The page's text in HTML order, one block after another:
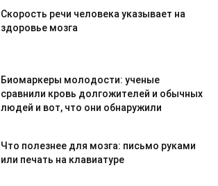
Скорость речи человека указывает на
здоровье мозга
Биомаркеры молодости: ученые
сравнили кровь долгожителей и обычных
людей и вот, что они обнаружили
Что полезнее для мозга: письмо руками
или печать на клавиатуре